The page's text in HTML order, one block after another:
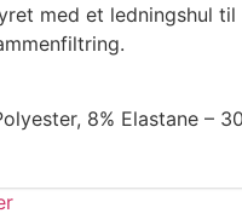
med et ledningshul til
8% Elastane –